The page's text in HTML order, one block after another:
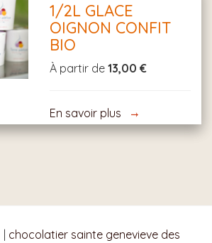
1/2L GLACE
OIGNON CONFIT
BIO
À partir de13,00 €
En savoir plus
chocolatier sainte genevieve des